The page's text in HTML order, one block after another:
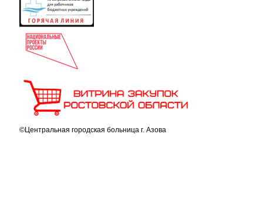
©Центральная городская больница г. Азова